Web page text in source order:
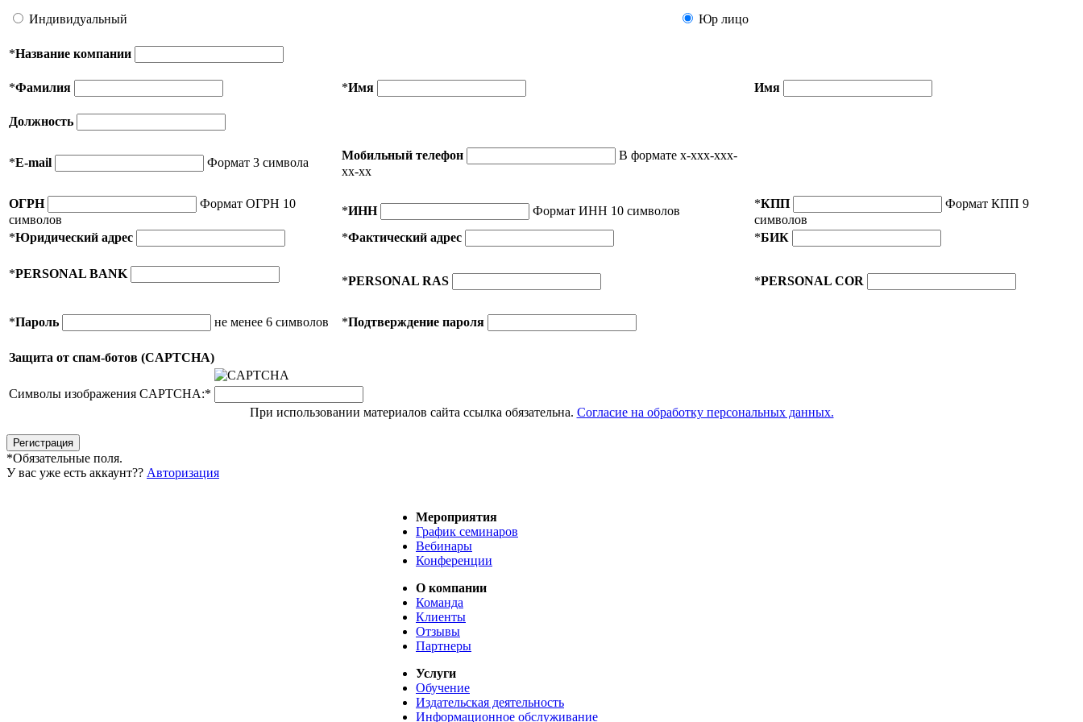
Индивидуальный Юр лицо
*Название компании
*Фамилия *Имя Имя
Должность
*E-mail Формат 3 символа
Мобильный телефон
В формате x-xxx-xxx-
xx-xx
ОГРН
Формат ОГРН 10
символов
*ИНН Формат ИНН 10 символов
*КПП
Формат КПП 9
символов
*Юридический адрес *Фактический адрес *БИК
*PERSONAL BANK
*PERSONAL RAS *PERSONAL COR
*Пароль не менее 6 символов *Подтверждение пароля
Защита от спам-ботов (CAPTCHA)
Символы изображения CAPTCHA:*
При использовании материалов сайта ссылка обязательна. Согласие на обработку персональных данных.
*Обязательные поля.
У вас уже есть аккаунт?? Авторизация
Мероприятия
График семинаров
Вебинары
Конференции
О компании
Команда
Клиенты
Отзывы
Партнеры
Услуги
Обучение
Издательская деятельность
Информационное обслуживание